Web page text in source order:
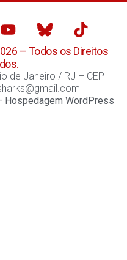
– Todos os Direitos
de Janeiro / RJ – CEP
Hospedagem WordPress